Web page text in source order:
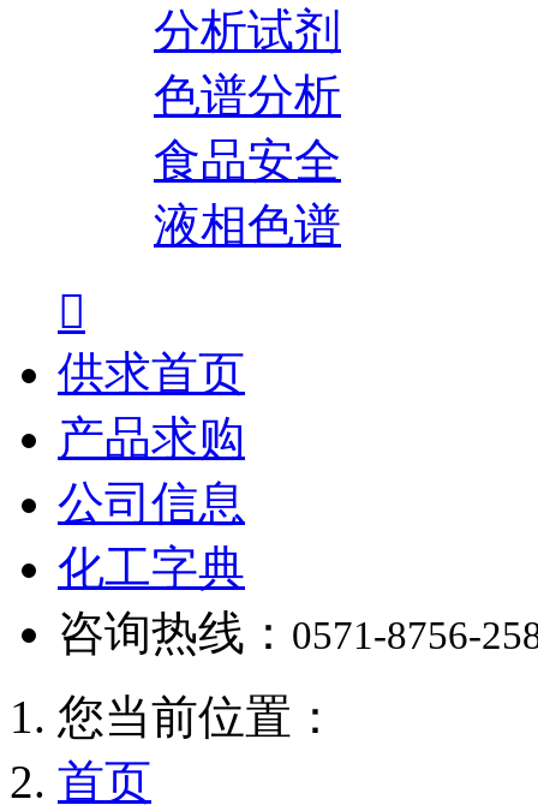
分析试剂
色谱分析
食品安全
液相色谱

供求首页
产品求购
公司信息
化工字典
咨询热线： 0571-8756-
您当前位置：
首页